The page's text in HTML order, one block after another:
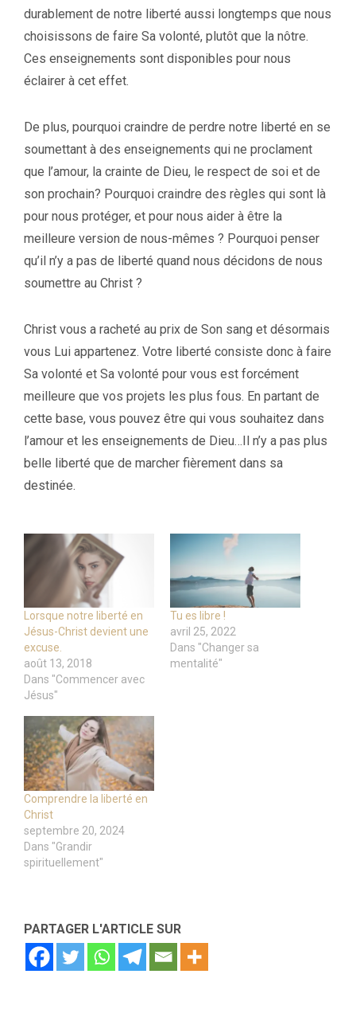
durablement de notre liberté aussi longtemps que nous
choisissons de faire Sa volonté, plutôt que la nôtre.
Ces enseignements sont disponibles pour nous
éclairer à cet effet.
De plus, pourquoi craindre de perdre notre liberté en se
soumettant à des enseignements qui ne proclament
que l’amour, la crainte de Dieu, le respect de soi et de
son prochain? Pourquoi craindre des règles qui sont là
pour nous protéger, et pour nous aider à être la
meilleure version de nous-mêmes ? Pourquoi penser
qu’il n’y a pas de liberté quand nous décidons de nous
soumettre au Christ ?
Christ vous a racheté au prix de Son sang et désormais
vous Lui appartenez. Votre liberté consiste donc à faire
Sa volonté et Sa volonté pour vous est forcément
meilleure que vos projets les plus fous. En partant de
cette base, vous pouvez être qui vous souhaitez dans
l’amour et les enseignements de Dieu…Il n’y a pas plus
belle liberté que de marcher fièrement dans sa
destinée.
Lorsque notre liberté en
Jésus-Christ devient une
excuse.
août 13, 2018
Dans "Commencer avec
Jésus"
Tu es libre !
avril 25, 2022
Dans "Changer sa
mentalité"
Comprendre la liberté en
Christ
septembre 20, 2024
Dans "Grandir
spirituellement"
PARTAGER L'ARTICLE SUR